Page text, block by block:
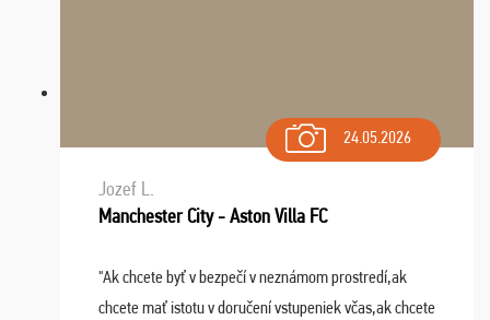
24.05.2026
Jozef L.
Manchester City - Aston Villa FC
"Ak chcete byť v bezpečí v neznámom prostredí,ak
chcete mať istotu v doručení vstupeniek včas,ak chcete